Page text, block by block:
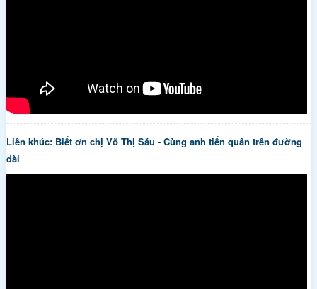
Liên khúc: Biết ơn chị Võ Thị Sáu - Cùng anh tiến quân trên đường
dài